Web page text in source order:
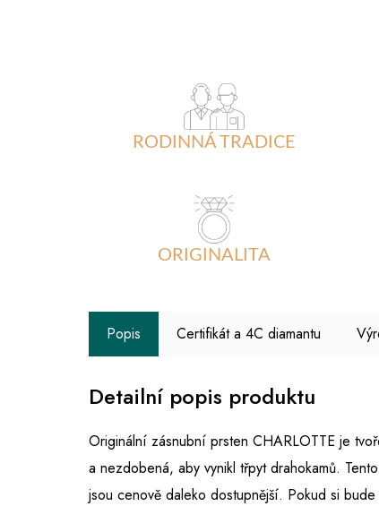
RODINNÁ TRADICE
ORIGINALITA
Popis Certifikát a 4C diamantu
Detailní popis produktu
Originální zásnubní prsten CHARLOTTE je
a nezdobená, aby vynikl třpyt drahokamů.
jsou cenově daleko dostupnější. Pokud si